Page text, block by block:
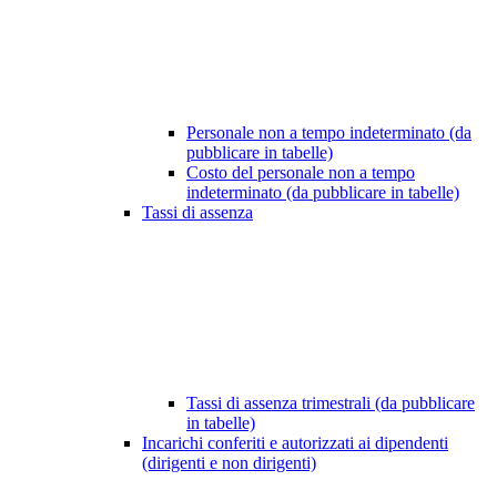
Personale non a tempo indeterminato (da
pubblicare in tabelle)
Costo del personale non a tempo
indeterminato (da pubblicare in tabelle)
Tassi di assenza
Tassi di assenza trimestrali (da pubblicare
in tabelle)
Incarichi conferiti e autorizzati ai dipendenti
(dirigenti e non dirigenti)